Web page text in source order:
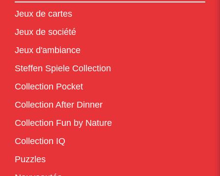
Jeux de cartes
Jeux de société
Jeux d'ambiance
Steffen Spiele Collection
Collection Pocket
Collection After Dinner
Collection Fun by Nature
Collection IQ
Puzzles